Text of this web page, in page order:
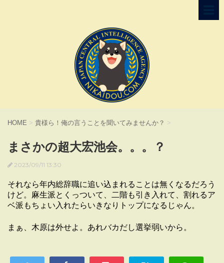
HOME > 貴様ら！俺の言うことを聞いてみませんか？ >
まさかの超大宏池会。。。？
2023/09/11 13:30
それなら年内総辞職に追い込まれることは無くなるだろう
けど。麻生派とくっついて、二階も引き入れて、割れるア
ベ派もちょい入れたらいきなりトップになるじゃん。
まぁ、木原は外せよ。あれバカだし選挙弱いから。